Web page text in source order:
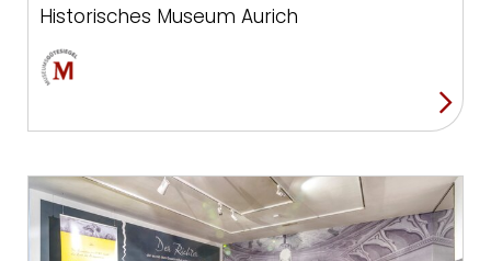
Historisches Museum Aurich